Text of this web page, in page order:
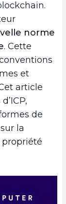
norme
. Cette
et
article
de
la